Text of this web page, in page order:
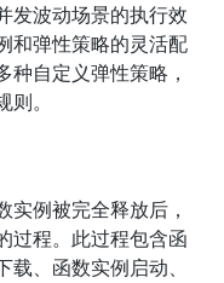
发波动场景的执行效
和弹性策略的灵活配
自定义弹性策略，
。
例被完全释放后，
过程。此过程包含函
、函数实例启动、